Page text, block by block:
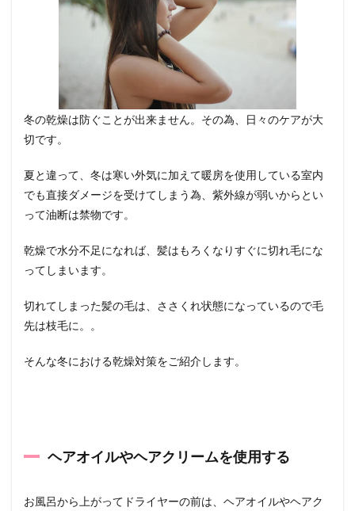
冬の乾燥は防ぐことが出来ません。その為、日々のケアが大
切です。
夏と違って、冬は寒い外気に加えて暖房を使用している室内
でも直接ダメージを受けてしまう為、紫外線が弱いからとい
って油断は禁物です。
乾燥で水分不足になれば、髪はもろくなりすぐに切れ毛にな
ってしまいます。
切れてしまった髪の毛は、ささくれ状態になっているので毛
先は枝毛に。。
そんな冬における乾燥対策をご紹介します。
ヘアオイルやヘアクリームを使用する
お風呂から上がってドライヤーの前は、ヘアオイルやヘアク